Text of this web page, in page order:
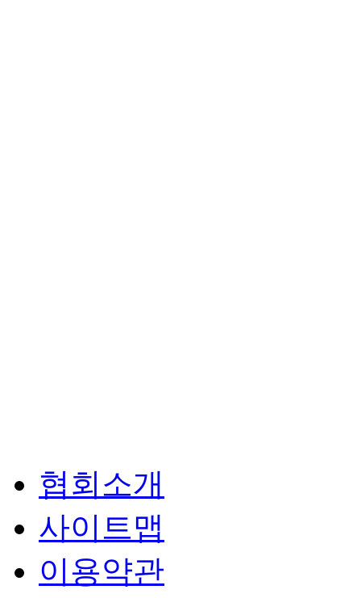
협회소개
사이트맵
이용약관